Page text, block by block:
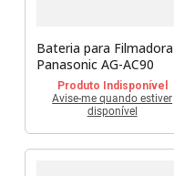
Bateria para Filmadora
Panasonic AG-AC90
Produto Indisponível
Avise-me quando estiver
disponível